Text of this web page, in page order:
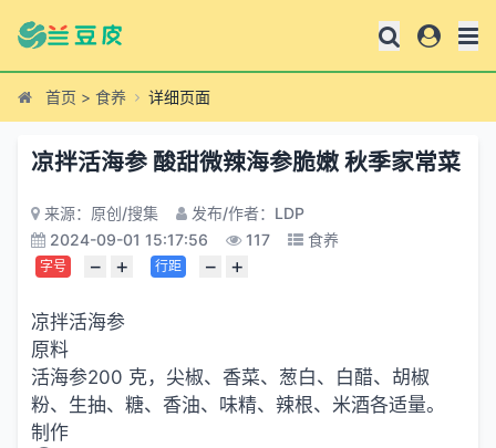
首页 > 食养 详细页面
凉拌活海参 酸甜微辣海参脆嫩 秋季家常菜
来源：原创/搜集
发布/作者：LDP
2024-09-01 15:17:56
117 食养
字号 − + 行距 − +
凉拌活海参
原料
活海参200 克，尖椒、香菜、葱白、白醋、胡椒
粉、生抽、糖、香油、味精、辣根、米酒各适量。
制作